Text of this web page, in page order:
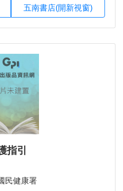
五南書店(開新視窗)
指引
民健康署